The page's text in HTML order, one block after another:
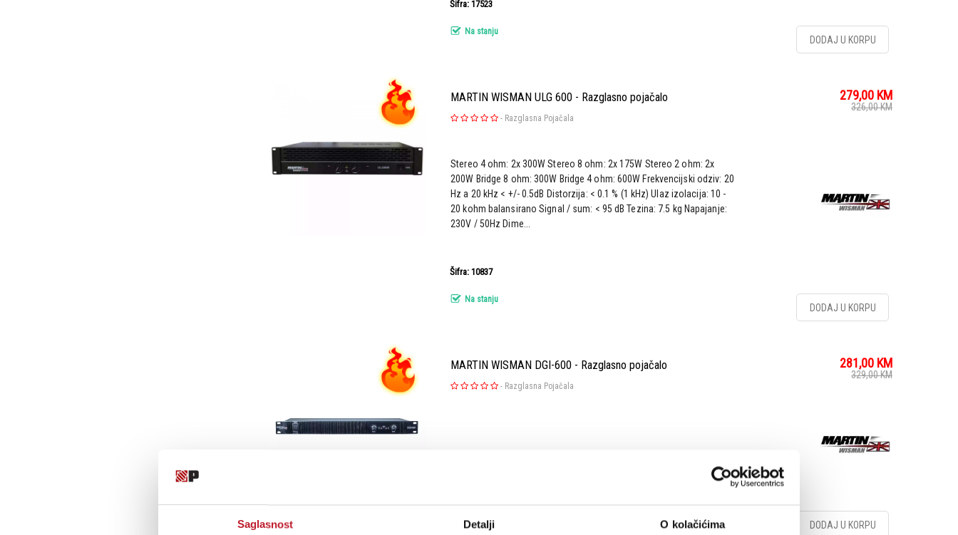
Saglasnost Detalji O kolačićima
Šifra: 17523
Na stanju
DODAJ U KORPU
MARTIN WISMAN ULG 600 - Razglasno pojačalo
- Razglasna Pojačala
279,00 KM
326,00KM
Stereo 4 ohm: 2x 300W Stereo 8 ohm: 2x 175W Stereo 2 ohm: 2x
200W Bridge 8 ohm: 300W Bridge 4 ohm: 600W Frekvencijski odziv: 20
Hz a 20 kHz < +/- 0.5dB Distorzija: < 0.1 % (1 kHz) Ulaz izolacija: 10 -
20 kohm balansirano Signal / sum: < 95 dB Tezina: 7.5 kg Napajanje:
230V / 50Hz Dime...
Šifra: 10837
Na stanju
DODAJ U KORPU
MARTIN WISMAN DGI-600 - Razglasno pojačalo
- Razglasna Pojačala
281,00 KM
329,00KM
DODAJ U KORPU